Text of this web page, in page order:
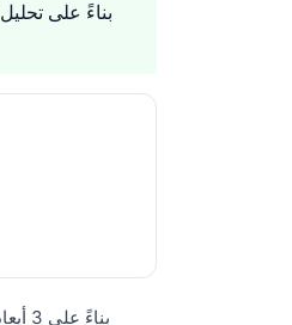
. بناءً على تحليل 2 أبعاد للثقة، يُعتبر